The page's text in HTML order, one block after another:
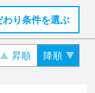
わり条件を選ぶ
昇順 降順